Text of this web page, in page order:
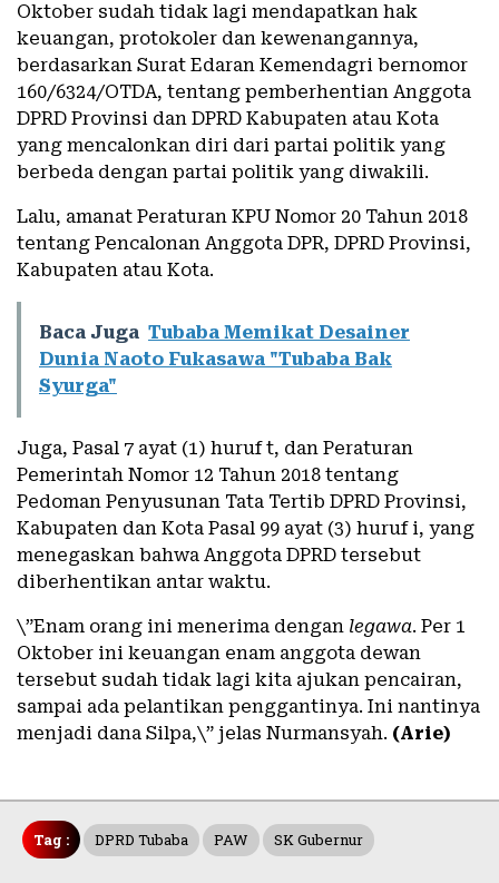
Oktober sudah tidak lagi mendapatkan hak
keuangan, protokoler dan kewenangannya,
berdasarkan Surat Edaran Kemendagri bernomor
160/6324/OTDA, tentang pemberhentian Anggota
DPRD Provinsi dan DPRD Kabupaten atau Kota
yang mencalonkan diri dari partai politik yang
berbeda dengan partai politik yang diwakili.
Lalu, amanat Peraturan KPU Nomor 20 Tahun 2018
tentang Pencalonan Anggota DPR, DPRD Provinsi,
Kabupaten atau Kota.
Baca Juga Tubaba Memikat Desainer
Dunia Naoto Fukasawa "Tubaba Bak
Syurga"
Juga, Pasal 7 ayat (1) huruf t, dan Peraturan
Pemerintah Nomor 12 Tahun 2018 tentang
Pedoman Penyusunan Tata Tertib DPRD Provinsi,
Kabupaten dan Kota Pasal 99 ayat (3) huruf i, yang
menegaskan bahwa Anggota DPRD tersebut
diberhentikan antar waktu.
\”Enam orang ini menerima dengan legawa. Per 1
Oktober ini keuangan enam anggota dewan
tersebut sudah tidak lagi kita ajukan pencairan,
sampai ada pelantikan penggantinya. Ini nantinya
menjadi dana Silpa,\” jelas Nurmansyah. (Arie)
Tag : DPRD Tubaba PAW SK Gubernur